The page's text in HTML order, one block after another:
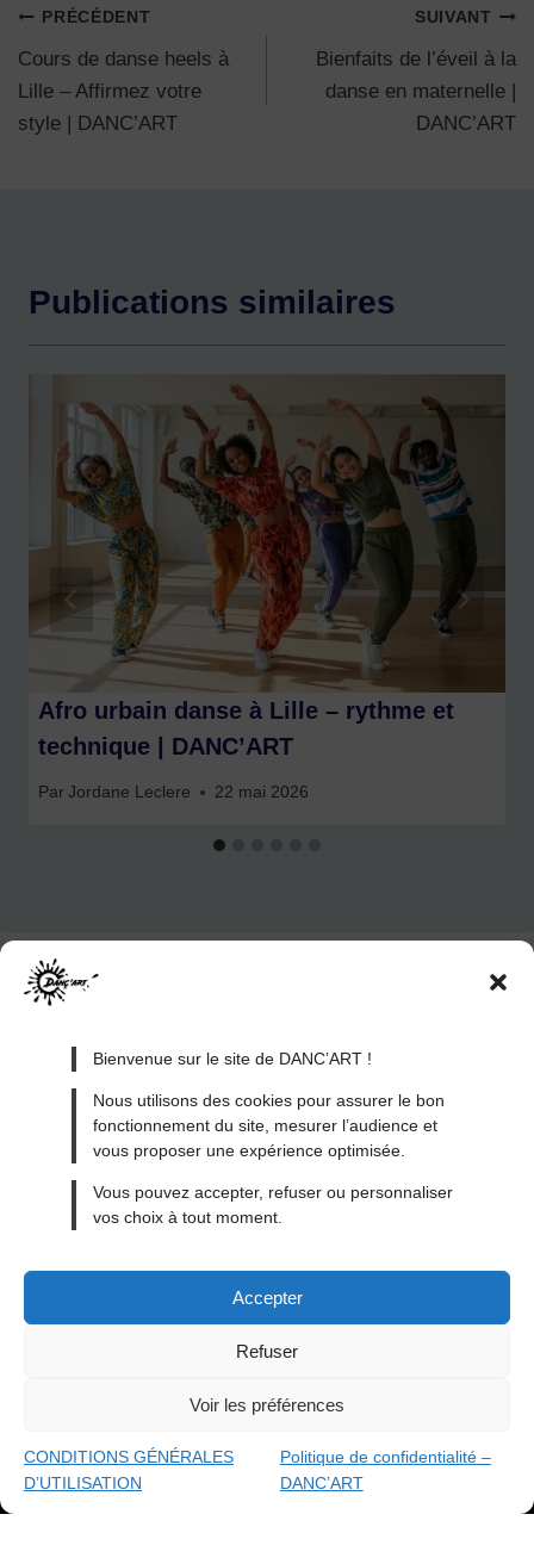
Bienvenue sur le site de DANC’ART !
Nous utilisons des cookies pour assurer le bon
fonctionnement du site, mesurer l’audience et
vous proposer une expérience optimisée.
Vous pouvez accepter, refuser ou personnaliser
vos choix à tout moment.
Accepter
Refuser
Voir les préférences
CONDITIONS GÉNÉRALES
D’UTILISATION
Politique de confidentialité –
DANC’ART
o
o
k
p
p
g
er k
publication :
de
l’article
PRÉCÉDENT
Cours de danse heels à
Lille – Affirmez votre
style | DANC’ART
SUIVANT
Bienfaits de l’éveil à la
danse en maternelle |
DANC’ART
Publications similaires
Afro urbain danse à Lille – rythme et
technique | DANC’ART
Par Jordane Leclere 22 mai 2026
MENTIONS LÉGALES
CONDITIONS GÉNÉRALES DE VENTE
CONDITIONS GÉNÉRALES D’UTILISATION
CONTACT
By ACAB© 2026
DANC'ART